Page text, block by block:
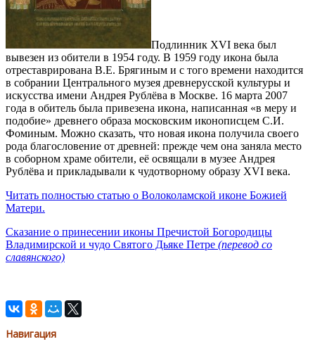
Подлинник XVI века был
вывезен из обители в 1954 году. В 1959 году икона была
отреставрирована В.Е. Брягиным и с того времени находится
в собрании Центрального музея древнерусской культуры и
искусства имени Андрея Рублёва в Москве. 16 марта 2007
года в обитель была привезена икона, написанная «в меру и
подобие» древнего образа московским иконописцем С.И.
Фоминым. Можно сказать, что новая икона получила своего
рода благословение от древней: прежде чем она заняла место
в соборном храме обители, её освящали в музее Андрея
Рублёва и прикладывали к чудотворному образу XVI века.
Читать полностью статью о Волоколамской иконе Божией
Матери.
Сказание о принесении иконы Пречистой Богородицы
Владимирской и чудо Святого Дьяке Петре (перевод со
славянского)
Навигация